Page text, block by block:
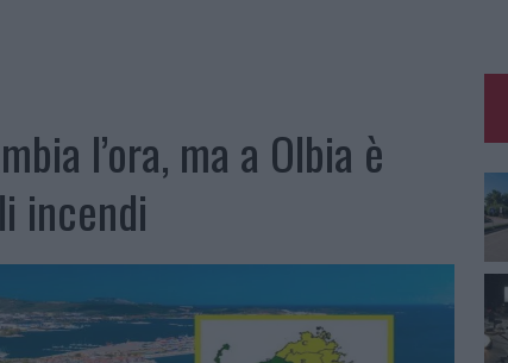
SEQUESTRATI CAVIALE E SABBIA RUBATA
l’ora, ma a Olbia è
incendi